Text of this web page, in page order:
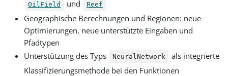
OilField und Reef
Geographische Berechnungen und Regionen: neue
Optimierungen, neue unterstützte Eingaben und
Pfadtypen
Unterstützung des Typs
NeuralNetwork
als integrierte
Klassifizierungsmethode bei den Funktionen